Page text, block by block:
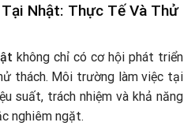
Nhật: Thực Tế Và Thử
không chỉ có cơ hội phát triển
thách. Môi trường làm việc tại
suất, trách nhiệm và khả năng
nghiêm ngặt.